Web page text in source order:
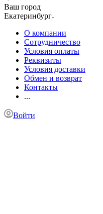
Ваш город
Екатеринбург
О компании
Сотрудничество
Условия оплаты
Реквизиты
Условия доставки
Обмен и возврат
Контакты
...
Войти